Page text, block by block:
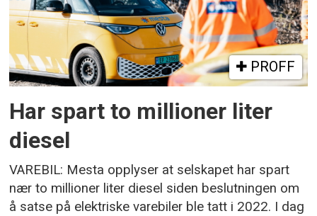
PROFF
Har spart to millioner liter
diesel
VAREBIL: Mesta opplyser at selskapet har spart
nær to millioner liter diesel siden beslutningen om
å satse på elektriske varebiler ble tatt i 2022. I dag